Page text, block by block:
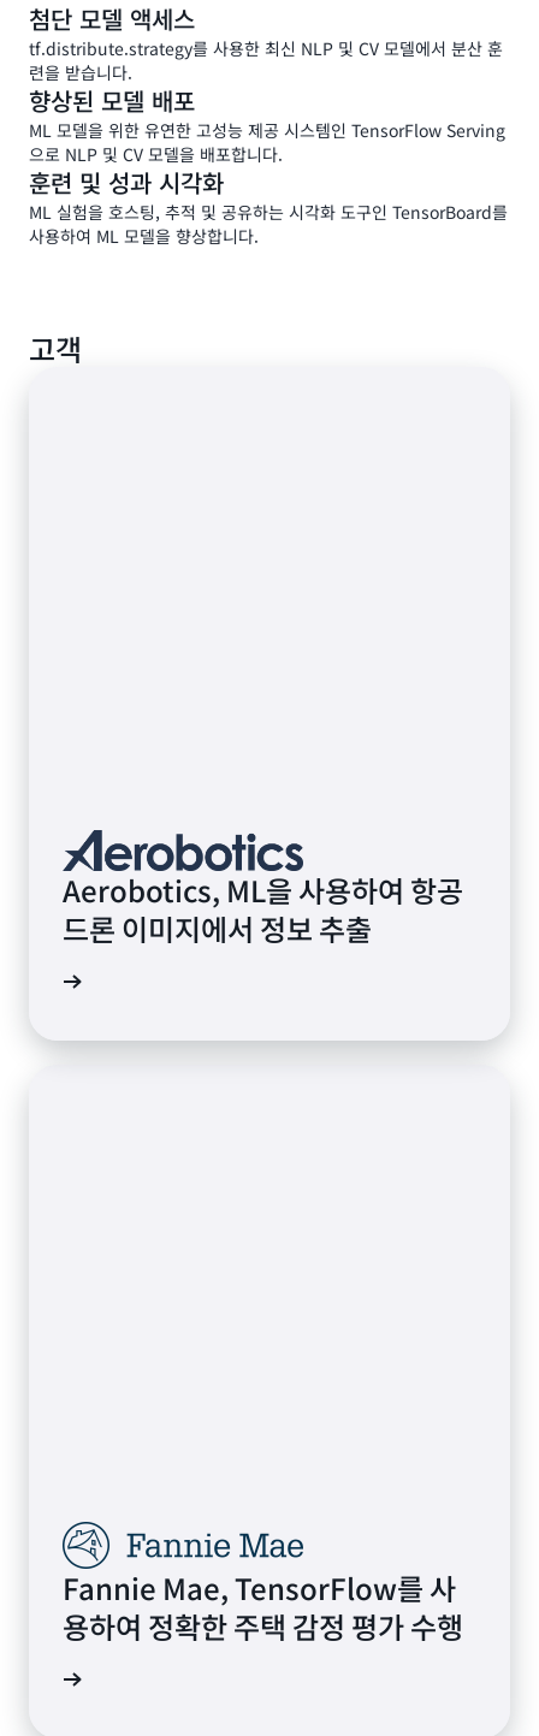
첨단 모델 액세스
tf.distribute.strategy를 사용한 최신 NLP 및 CV 모델에서 분산 훈
련을 받습니다.
향상된 모델 배포
ML 모델을 위한 유연한 고성능 제공 시스템인 TensorFlow Serving
으로 NLP 및 CV 모델을 배포합니다.
훈련 및 성과 시각화
ML 실험을 호스팅, 추적 및 공유하는 시각화 도구인 TensorBoard를
사용하여 ML 모델을 향상합니다.
고객
Aerobotics, ML을 사용하여 항공
드론 이미지에서 정보 추출
Fannie Mae, TensorFlow를 사
용하여 정확한 주택 감정 평가 수행